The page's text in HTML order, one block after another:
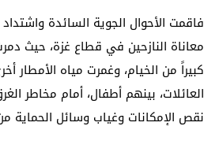
فاقمت الأحوال الجوية السائدة
معاناة النازحين في قطاع غزة، حيث
كبيراً من الخيام، وغمرت مياه الأمطار
العائلات، بينهم أطفال، أمام مخاطر
نقص الإمكانات وغياب وسائل الحماية من